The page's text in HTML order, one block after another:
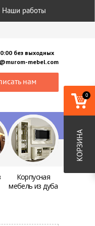
Наши работы
без выходных
mebel.com
нам
Корпусная
мебель из дуба
0
КОРЗИНА